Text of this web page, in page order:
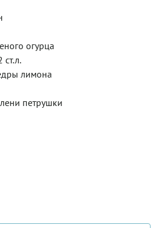
огурца
ст.л.
лимона
петрушки